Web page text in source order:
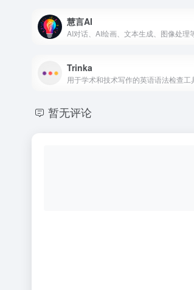
慧言AI
AI对话、AI绘画、文本生成、图像处理
Trinka
暂无评论